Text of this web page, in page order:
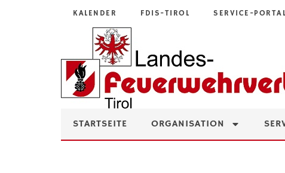
KALENDER FDIS-TIROL SERVICE-PORTAL
STARTSEITE ORGANISATION